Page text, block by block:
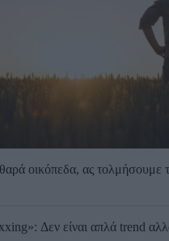
οικόπεδα, ας τολμήσουμε
Δεν είναι απλά trend